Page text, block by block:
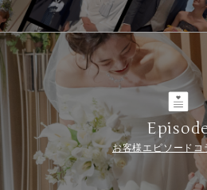
お客様エピソードコ